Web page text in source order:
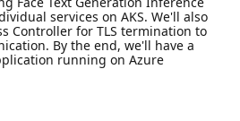
services on AKS. We'll also
Controller for TLS termination to
By the end, we'll have a
running on Azure